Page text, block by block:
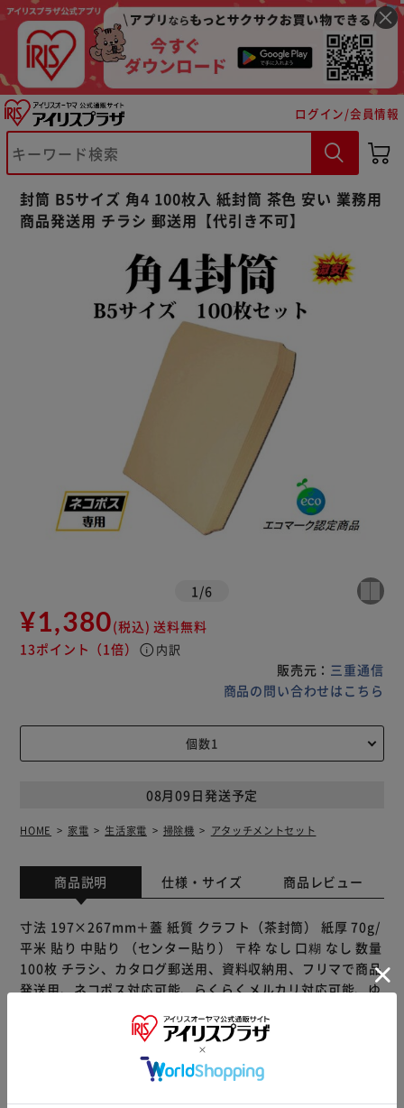
ログイン/会員情報
封筒 B5サイズ 角4 100枚入 紙封筒 茶色 安い 業務用
商品発送用 チラシ 郵送用【代引き不可】
1 /6
¥1,380(税込) 送料無料
13ポイント （1倍） info 内訳
販売元： 三重通信
商品の問い合わせはこちら
08月09日発送予定
HOME 家電 生活家電 掃除機 アタッチメントセット
商品説明 仕様・サイズ 商品レビュー
寸法 197×267mm＋蓋 紙質 クラフト（茶封筒） 紙厚 70g/
平米 貼り 中貼り （センター貼り） 〒枠 なし 口糊 なし 数量
100枚 チラシ、カタログ郵送用、資料収納用、フリマで商品
発送用、ネコポス対応可能、らくらくメルカリ対応可能、ゆ
※製品は予告なく仕様を変更する場合がございます。あらか
※ご確認ください